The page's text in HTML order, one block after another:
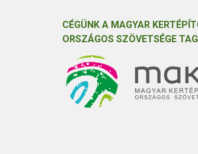
CÉGÜNK A MAGYAR
ORSZÁGOS SZÖVETSÉGE